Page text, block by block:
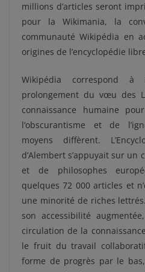
millions d’articles seront
pour la Wikimania, la
communauté Wikipédia en
origines de l’encyclopédie
Wikipédia correspond à
prolongement du vœu des
connaissance humaine
l’obscurantisme et de
moyens diffèrent.
d’Alembert s’appuyait sur
et de philosophes
quelques 72 000 articles et
une minorité de riches
son accessibilité
circulation de la
le fruit du travail
forme de progrès par le